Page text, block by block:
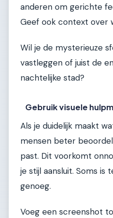
anderen om gerichte
Geef ook context over
Wil je de mysterieuze
vastleggen of juist de
nachtelijke stad?
Gebruik visuele
Als je duidelijk maakt
mensen beter
past. Dit voorkomt
je stijl aansluit. Soms is
genoeg.
Voeg een screenshot